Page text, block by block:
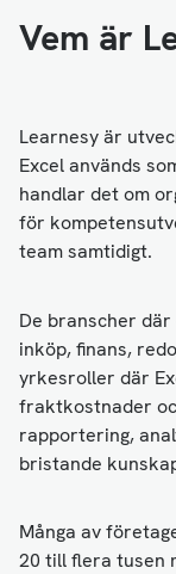
Vem är
Learnesy är
Excel används
handlar det om
för
team samtidigt.
De branscher
inköp, finans,
yrkesroller där
fraktkostnader
rapportering,
bristande
Många av
20 till flera tusen